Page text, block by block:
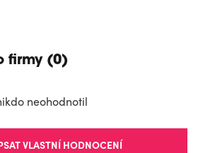
firmy (0)
neohodnotil
VLASTNÍ HODNOCENÍ